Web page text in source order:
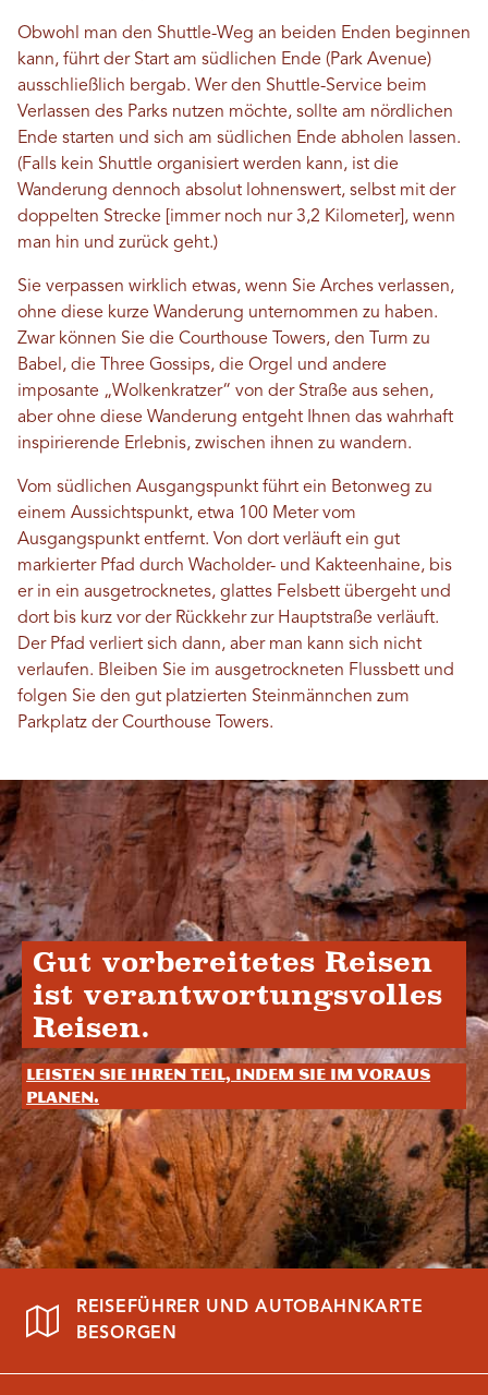
Obwohl man den Shuttle-Weg an beiden Enden beginnen
kann, führt der Start am südlichen Ende (Park Avenue)
ausschließlich bergab. Wer den Shuttle-Service beim
Verlassen des Parks nutzen möchte, sollte am nördlichen
Ende starten und sich am südlichen Ende abholen lassen.
(Falls kein Shuttle organisiert werden kann, ist die
Wanderung dennoch absolut lohnenswert, selbst mit der
doppelten Strecke [immer noch nur 3,2 Kilometer], wenn
man hin und zurück geht.)
Sie verpassen wirklich etwas, wenn Sie Arches verlassen,
ohne diese kurze Wanderung unternommen zu haben.
Zwar können Sie die Courthouse Towers, den Turm zu
Babel, die Three Gossips, die Orgel und andere
imposante „Wolkenkratzer“ von der Straße aus sehen,
aber ohne diese Wanderung entgeht Ihnen das wahrhaft
inspirierende Erlebnis, zwischen ihnen zu wandern.
Vom südlichen Ausgangspunkt führt ein Betonweg zu
einem Aussichtspunkt, etwa 100 Meter vom
Ausgangspunkt entfernt. Von dort verläuft ein gut
markierter Pfad durch Wacholder- und Kakteenhaine, bis
er in ein ausgetrocknetes, glattes Felsbett übergeht und
dort bis kurz vor der Rückkehr zur Hauptstraße verläuft.
Der Pfad verliert sich dann, aber man kann sich nicht
verlaufen. Bleiben Sie im ausgetrockneten Flussbett und
folgen Sie den gut platzierten Steinmännchen zum
Parkplatz der Courthouse Towers.
Gut vorbereitetes Reisen
ist verantwortungsvolles
Reisen.
Leisten Sie Ihren Teil, indem Sie im Voraus
planen.
REISEFÜHRER UND AUTOBAHNKARTE
BESORGEN